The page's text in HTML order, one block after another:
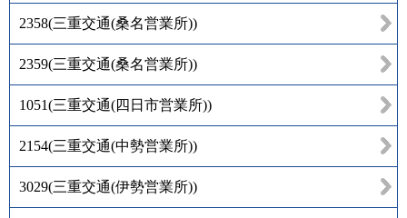
2358(三重交通(桑名営業所))
2359(三重交通(桑名営業所))
1051(三重交通(四日市営業所))
2154(三重交通(中勢営業所))
3029(三重交通(伊勢営業所))